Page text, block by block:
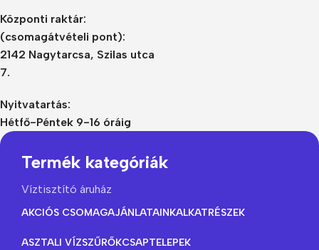
Központi raktár:
(csomagátvételi pont):
2142 Nagytarcsa, Szilas utca
7.
Nyitvatartás:
Hétfő-Péntek 9-16 óráig
Termék kategóriák
Víztisztító áruház
AKCIÓS CSOMAGAJÁNLATAINKALKATRÉSZEK
ASZTALI VÍZSZŰRŐKCSAPTELEPEK